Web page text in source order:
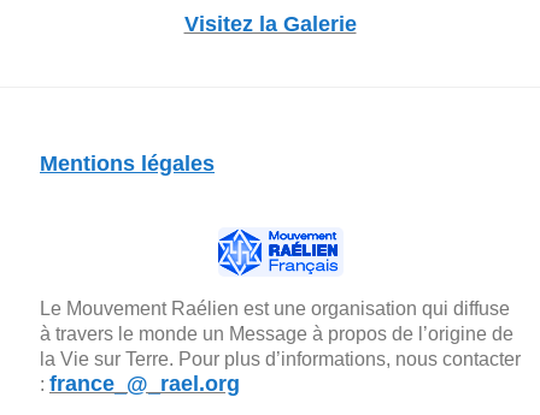
Visitez la Galerie
Mentions légales
Le Mouvement Raélien est une organisation qui diffuse
à travers le monde un Message à propos de l’origine de
la Vie sur Terre. Pour plus d’informations, nous contacter
: france_@_rael.org